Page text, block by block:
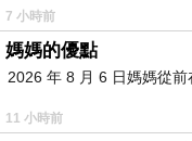
7 小時前
媽媽的優點
2026 年 8 月 6 日媽媽從
11 小時前